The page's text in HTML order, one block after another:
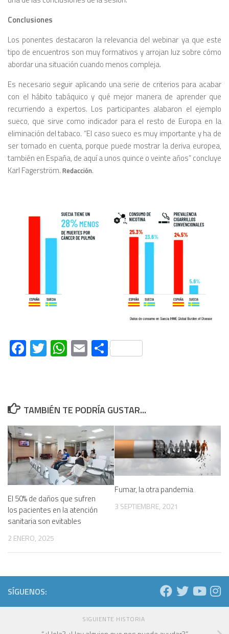
Conclusiones
Los ponentes destacaron la relevancia del webinar ya que este
tipo de encuentros son muy formativos y arrojan luz sobre cómo
abordar una situación cuando menos compleja.
Es necesario seguir aplicando una serie de criterios para acabar
con el hábito tabáquico y qué mejor manera de aprender que
recurriendo a expertos. Los participantes alabaron el ejemplo
sueco, que sirve como indicador para el resto de Europa en la
eliminación del tabaco. “El caso sueco es muy importante y ha de
ser tomado en cuenta, porque puede mostrar la deriva europea,
también en España, de aquí a unos quince o veinte años” concluye
Karl Fagerström. Redacción.
Facebook
Twitter
WhatsApp
EmailCompartir
TAMBIÉN TE PODRÍA GUSTAR...
El 50% de daños que sufren
los pacientes en la atención
sanitaria son evitables
2 ENERO, 2025
Fumar, la otra pandemia
3 SEPTIEMBRE, 2021
SÍGUENOS:
SIGUIENTE HISTORIA